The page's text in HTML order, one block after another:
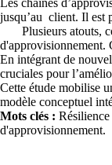
Les chaînes
jusqu’au client. Il est
Plusieurs atouts,
d'approvisionnement.
En intégrant de
cruciales pour
Cette étude mobilise
modèle conceptuel
Mots clés :
d'approvisionnement.